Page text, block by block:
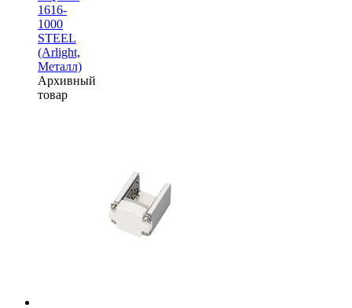
1616-
1000
STEEL
(Arlight,
Металл)
Архивный
товар